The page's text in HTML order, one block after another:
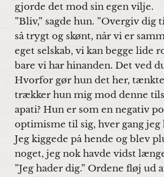
gjorde det mod sin egen vilje.
”Bliv,” sagde hun. ”Overgiv dig
så trygt og skønt, når vi er
eget selskab, vi kan begge lide
bare vi har hinanden. Det ved
Hvorfor gør hun det her,
trækker hun mig mod denne
apati? Hun er som en negativ
optimisme til sig, hver gang jeg
Jeg kiggede på hende og blev
noget, jeg nok havde vidst
”Jeg hader dig.” Ordene fløj ud